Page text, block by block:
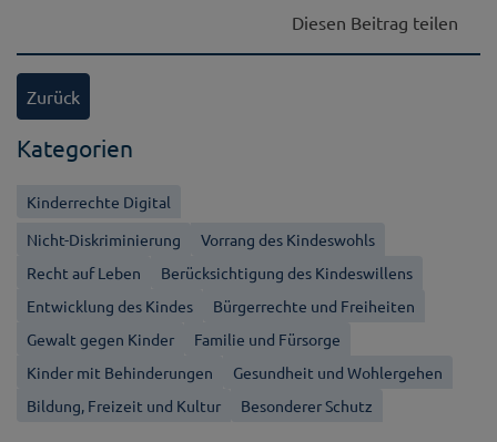
Diesen Beitrag teilen
Zurück
Kategorien
Kinderrechte Digital
Nicht-Diskriminierung
Vorrang des Kindeswohls
Recht auf Leben
Berücksichtigung des Kindeswillens
Entwicklung des Kindes
Bürgerrechte und Freiheiten
Gewalt gegen Kinder
Familie und Fürsorge
Kinder mit Behinderungen
Gesundheit und Wohlergehen
Bildung, Freizeit und Kultur
Besonderer Schutz